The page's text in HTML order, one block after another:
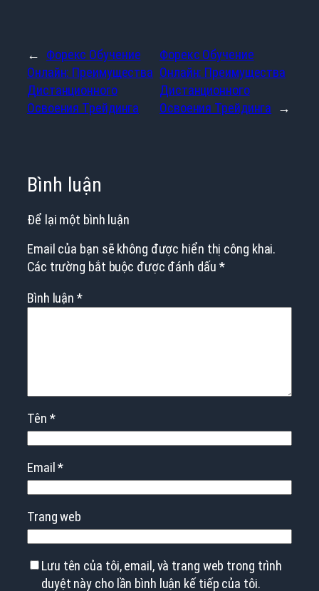
←
Форекс Обучение
Онлайн: Преимущества
Дистанционного
Освоения Трейдинга
Форекс Обучение
Онлайн: Преимущества
Дистанционного
Освоения Трейдинга
→
Bình luận
Để lại một bình luận
Email của bạn sẽ không được hiển thị công khai.
Các trường bắt buộc được đánh dấu *
Bình luận*
Tên *
Email*
Trang web
Lưu tên của tôi, email, và trang web trong trình
duyệt này cho lần bình luận kế tiếp của tôi.